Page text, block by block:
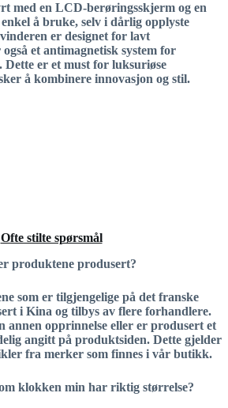
med en LCD-berøringsskjerm og en
å bruke, selv i dårlig opplyste
er designet for lavt
et antimagnetisk system for
Dette er et must for luksuriøse
å kombinere innovasjon og stil.
Ofte stilte spørsmål
produktene produsert?
som er tilgjengelige på det franske
i Kina og tilbys av flere forhandlere.
annen opprinnelse eller er produsert et
angitt på produktsiden. Dette gjelder
fra merker som finnes i vår butikk.
klokken min har riktig størrelse?